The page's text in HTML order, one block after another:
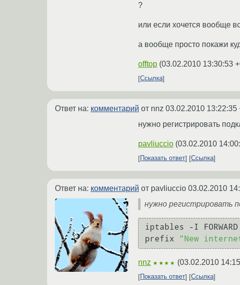
?
или если хочется вообще
а вообще просто покажи
offtop (03.02.2010 13:30:53
Ссылка
Ответ на: комментарий от nnz 03.02.2010 13:22:35
нужно регистрировать
pavliuccio (03.02.2010
Показать ответ
Ссылка
Ответ на: комментарий от pavliuccio 03.02.2010
нужно регистрировать
iptables -I
prefix
"New
nnz ★★★★ (03.02.2010
Показать ответ Ссылка